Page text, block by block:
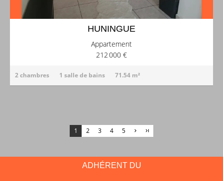
HUNINGUE
Appartement
212 000 €
2 chambres 1 salle de bains 71.54 m²
1 2 3 4 5
ADHÉRENT DU